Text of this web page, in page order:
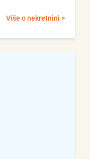
Više o nekretnini >